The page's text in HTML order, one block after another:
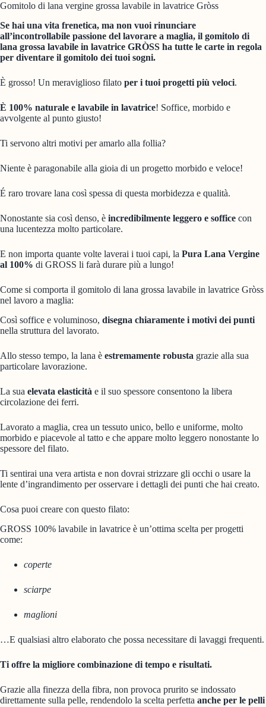
Gomitolo di lana vergine grossa lavabile in lavatrice Gròss
Se hai una vita frenetica, ma non vuoi rinunciare
all’incontrollabile passione del lavorare a maglia, il gomitolo di
lana grossa lavabile in lavatrice GRÒSS ha tutte le carte in regola
per diventare il gomitolo dei tuoi sogni.
È grosso! Un meraviglioso filato per i tuoi progetti più veloci.
È 100% naturale e lavabile in lavatrice! Soffice, morbido e
avvolgente al punto giusto!
Ti servono altri motivi per amarlo alla follia?
Niente è paragonabile alla gioia di un progetto morbido e veloce!
É raro trovare lana così spessa di questa morbidezza e qualità.
Nonostante sia così denso, è incredibilmente leggero e soffice con
una lucentezza molto particolare.
E non importa quante volte laverai i tuoi capi, la Pura Lana Vergine
al 100% di GROSS li farà durare più a lungo!
Come si comporta il gomitolo di lana grossa lavabile in lavatrice Gròss
nel lavoro a maglia:
Così soffice e voluminoso, disegna chiaramente i motivi dei punti
nella struttura del lavorato.
Allo stesso tempo, la lana è estremamente robusta grazie alla sua
particolare lavorazione.
La sua elevata elasticità e il suo spessore consentono la libera
circolazione dei ferri.
Lavorato a maglia, crea un tessuto unico, bello e uniforme, molto
morbido e piacevole al tatto e che appare molto leggero nonostante lo
spessore del filato.
Ti sentirai una vera artista e non dovrai strizzare gli occhi o usare la
lente d’ingrandimento per osservare i dettagli dei punti che hai creato.
Cosa puoi creare con questo filato:
GROSS 100% lavabile in lavatrice è un’ottima scelta per progetti
come:
coperte
sciarpe
maglioni
…E qualsiasi altro elaborato che possa necessitare di lavaggi frequenti.
Ti offre la migliore combinazione di tempo e risultati.
Grazie alla finezza della fibra, non provoca prurito se indossato
direttamente sulla pelle, rendendolo la scelta perfetta anche per le pelli